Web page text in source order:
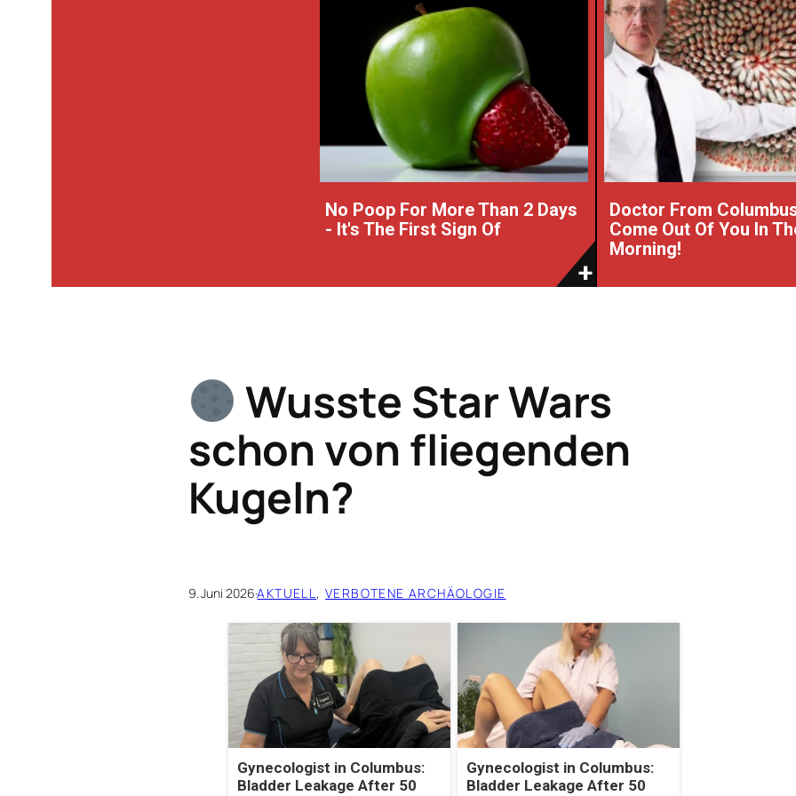
No Poop For More Than 2 Days
- It's The First Sign Of
Doctor From
Come Out Of You In
Morning!
Wusste Star Wars
schon von fliegenden
Kugeln?
9. Juni 2026·AKTUELL, VERBOTENE ARCHÄOLOGIE
Gynecologist in Columbus:
Bladder Leakage After 50
Gynecologist in Columbus:
Bladder Leakage After 50